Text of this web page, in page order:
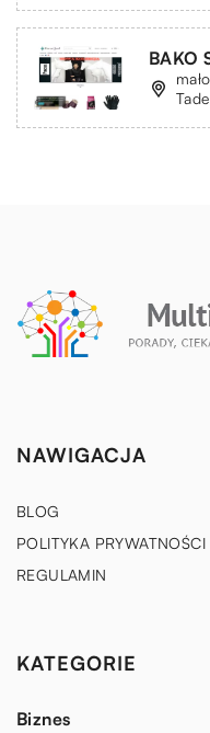
BAKO
NAWIGACJA
BLOG
POLITYKA PRYWATNOŚCI
REGULAMIN
KATEGORIE
Biznes